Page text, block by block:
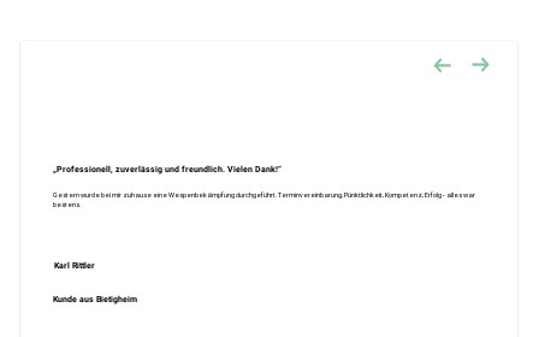
„Professionell, zuverlässig und freundlich. Vielen Dank!“
Gestern wurde bei mir zuhause eine Wespenbekämpfung durchgeführt. Terminvereinbarung, Pünktlichkeit, Kompetenz, Erfolg - alles war
bestens.
Karl Rittler
Kunde aus Bietigheim